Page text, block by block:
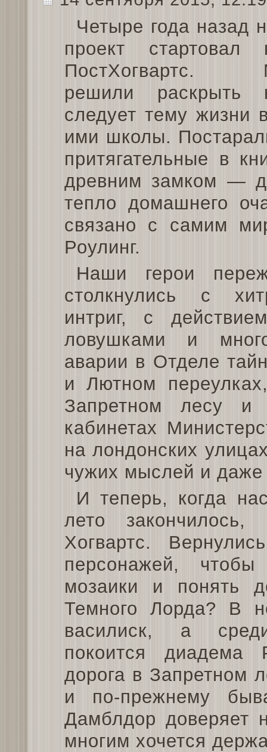
Четыре года назад
проект стартовал
ПостХогвартс.
решили раскрыть
следует тему жизни
ими школы.
притягательные в
древним замком —
тепло домашнего
связано с самим
Роулинг.
Наши герои
столкнулись с
интриг, с
ловушками и
аварии в Отделе
и Лютном
Запретном лесу
кабинетах
на лондонских
чужих мыслей и даже
И теперь, когда
лето
Хогвартс.
персонажей,
мозаики и понять
Темного Лорда? В
василиск, а
покоится диадема
дорога в Запретном
и по-прежнему
Дамблдор доверяет
многим хочется